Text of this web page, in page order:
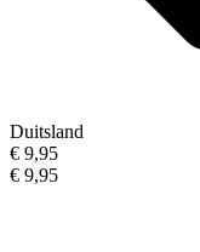
Duitsland
€ 9,95
€ 9,95